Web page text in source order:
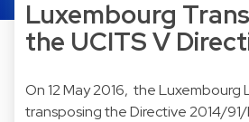
Luxembourg
the UCITS V
On 12 May 2016, the Luxembourg
transposing the Directive 2014/